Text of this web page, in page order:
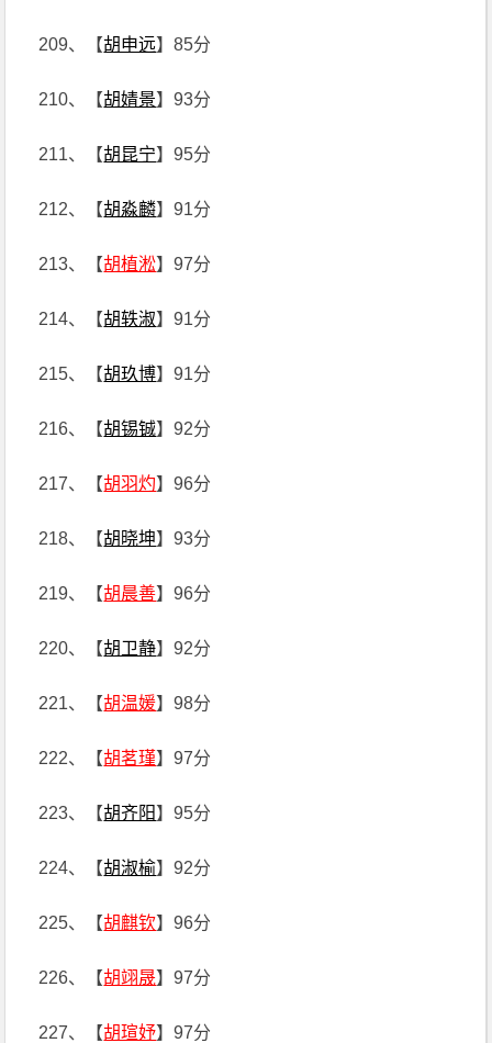
209、【胡申远】85分
210、【胡婧景】93分
211、【胡昆宁】95分
212、【胡淼麟】91分
213、【胡植淞】97分
214、【胡轶淑】91分
215、【胡玖博】91分
216、【胡锡铖】92分
217、【胡羽灼】96分
218、【胡晓坤】93分
219、【胡晨善】96分
220、【胡卫静】92分
221、【胡温媛】98分
222、【胡茗瑾】97分
223、【胡齐阳】95分
224、【胡淑榆】92分
225、【胡麒钦】96分
226、【胡翊晟】97分
227、【胡瑄妤】97分